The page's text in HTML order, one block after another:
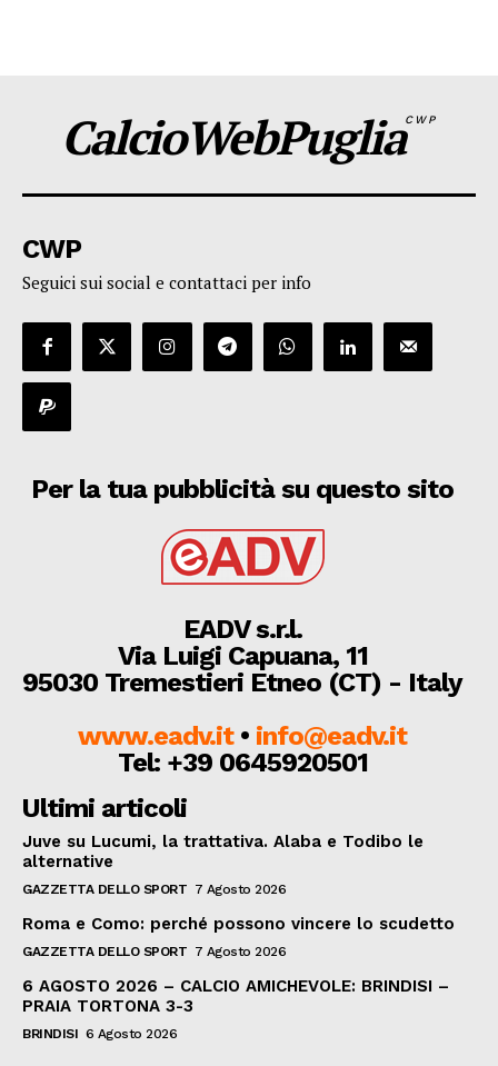
CalcioWebPugliaCWP
CWP
Seguici sui social e contattaci per info
Per la tua pubblicità su questo sito
EADV s.r.l.
Via Luigi Capuana, 11
95030 Tremestieri Etneo (CT) - Italy
www.eadv.it• info@eadv.it
Tel: +39 0645920501
Ultimi articoli
Juve su Lucumi, la trattativa. Alaba e Todibo le
alternative
GAZZETTA DELLO SPORT 7 Agosto 2026
Roma e Como: perché possono vincere lo scudetto
GAZZETTA DELLO SPORT 7 Agosto 2026
6 AGOSTO 2026 – CALCIO AMICHEVOLE: BRINDISI –
PRAIA TORTONA 3-3
BRINDISI 6 Agosto 2026